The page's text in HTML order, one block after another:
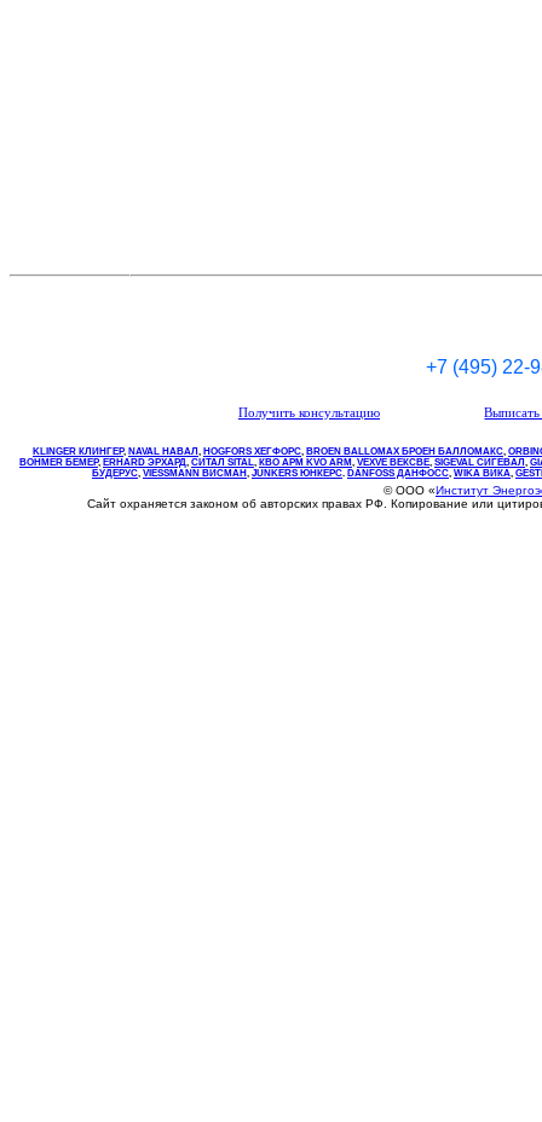
+7 (495) 22-
Получить консультацию
KLINGER КЛИНГЕР, NAVAL НАВАЛ , НOGFORS ХЕГФОРС, BROEN BALLOMAX БРОЕН БАЛЛОМАКС,
BOHMER БЕМЕР, ERHARD ЭРХАРД, СИТАЛ SITAL, КВО АРМ KVO ARM, VEXVE ВЕКСВЕ, SIGEVAL СИГЕВАЛ ,
БУДЕРУС, VIESSMANN ВИСМАН , JUNKERS ЮНКЕРС. DANFOSS ДАНФОСС, WIKA ВИКА,
© ООО «Институт
Сайт охраняется законом об авторских правах РФ. Копирование или